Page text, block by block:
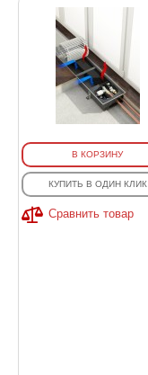
В КОРЗИНУ
КУПИТЬ В ОДИН КЛИК
Сравнить товар